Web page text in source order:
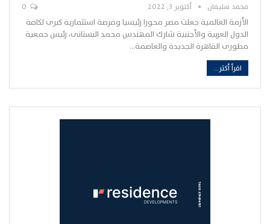
محمد سليمان أكتوبر 3, 2022
الأزمة العالمية جعلت مصر محورا رئيسيا وفرصة استثمارية كبرى لكافة
الدول العربية والأجنبية شارك المهندس محمد البستانى، رئيس جمعية
مطورى القاهرة الجديدة والعاصمة…
اقرأ أكثر...